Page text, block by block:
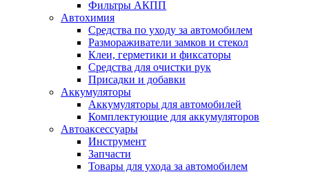
Фильтры АКПП
Автохимия
Средства по уходу за автомобилем
Размораживатели замков и стекол
Клеи, герметики и фиксаторы
Средства для очистки рук
Присадки и добавки
Аккумуляторы
Аккумуляторы для автомобилей
Комплектующие для аккумуляторов
Автоаксессуары
Инструмент
Запчасти
Товары для ухода за автомобилем